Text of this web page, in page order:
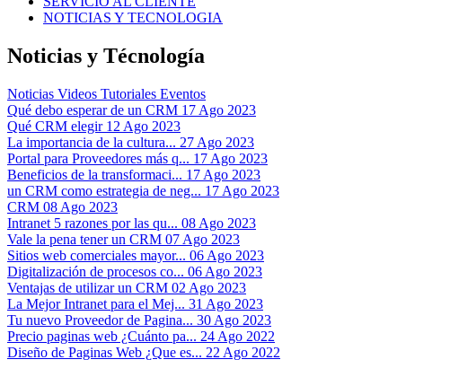
NOTICIAS Y TECNOLOGIA
Noticias y Técnología
Noticias Videos Tutoriales Eventos
Qué debo esperar de un CRM 17 Ago 2023
Qué CRM elegir 12 Ago 2023
La importancia de la cultura... 27 Ago 2023
Portal para Proveedores más q... 17 Ago 2023
Beneficios de la transformaci... 17 Ago 2023
un CRM como estrategia de neg... 17 Ago 2023
CRM 08 Ago 2023
Intranet 5 razones por las qu... 08 Ago 2023
Vale la pena tener un CRM 07 Ago 2023
Sitios web comerciales mayor... 06 Ago 2023
Digitalización de procesos co... 06 Ago 2023
Ventajas de utilizar un CRM 02 Ago 2023
La Mejor Intranet para el Mej... 31 Ago 2023
Tu nuevo Proveedor de Pagina... 30 Ago 2023
Precio paginas web ¿Cuánto pa... 24 Ago 2022
Diseño de Paginas Web ¿Que es... 22 Ago 2022